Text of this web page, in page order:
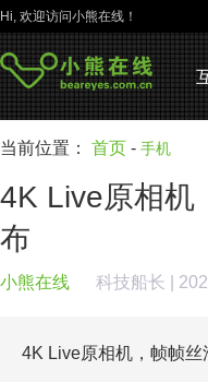
Hi, 欢迎访问小熊在线！
当前位置： 首页 - 手机
4K Live原相机
布
小熊在线 科技船长 |
4K Live原相机，帧帧